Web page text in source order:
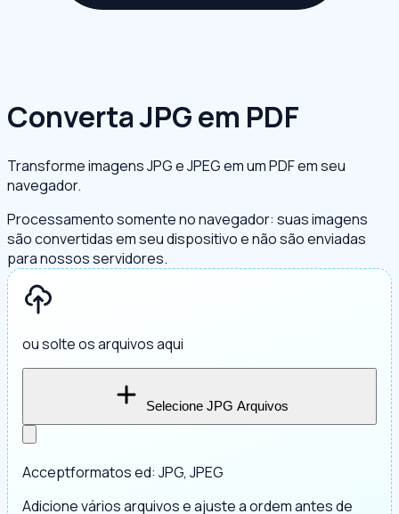
Converta JPG em PDF
Transforme imagens JPG e JPEG em um PDF em seu
navegador.
Processamento somente no navegador: suas imagens
são convertidas em seu dispositivo e não são enviadas
para nossos servidores.
ou solte os arquivos aqui
Selecione JPG Arquivos
Acceptformatos ed: JPG, JPEG
Adicione vários arquivos e ajuste a ordem antes de